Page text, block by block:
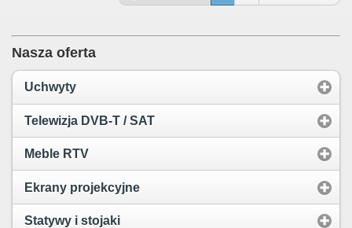
Nasza oferta
Uchwyty
Telewizja DVB-T / SAT
Meble RTV
Ekrany projekcyjne
Statywy i stojaki